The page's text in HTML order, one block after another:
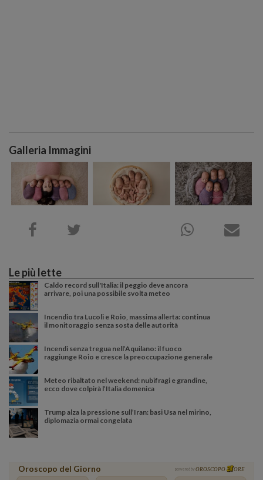
Galleria Immagini
Le più lette
Caldo record sull'Italia: il peggio deve ancora
arrivare, poi una possibile svolta meteo
Incendio tra Lucoli e Roio, massima allerta: continua
il monitoraggio senza sosta delle autorità
Incendi senza tregua nell’Aquilano: il fuoco
raggiunge Roio e cresce la preoccupazione generale
Meteo ribaltato nel weekend: nubifragi e grandine,
ecco dove colpirà l’Italia domenica
Trump alza la pressione sull’Iran: basi Usa nel mirino,
diplomazia ormai congelata
Oroscopo del Giorno powered by OROSCOPO ORE